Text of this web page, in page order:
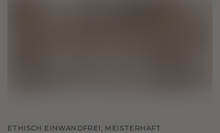
ETHISCH EINWANDFREI, MEISTERHAFT